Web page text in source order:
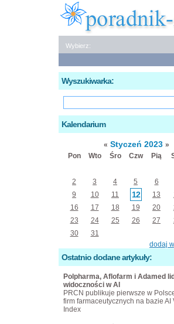
Wybierz:
Wyszukiwarka:
Kalendarium
« Styczeń 2023 »
Pon
Wto Śro Czw Pią
2
3 4 5 6
9
10 11 12 13
16
17 18 19 20
23
24 25 26 27
30
31
dodaj
Ostatnio dodane artykuły:
Polpharma, Aflofarm i Adamed
widoczności w AI
PRCN publikuje pierwsze w
firm farmaceutycznych na bazie AI
Index